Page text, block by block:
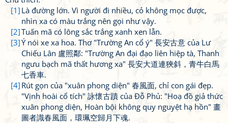
[1] Là đường lớn. Vì người đi nhiều, cỏ không mọc được,
nhìn xa có màu trắng nên gọi như vậy.
[2]Tuấn mã có lông sắc trắng xanh xen lẫn.
[3]Ý nói xe xa hoa. Thơ "Trường An cổ ý" 長安古意 của Lư
Chiếu Lân 盧照鄰: "Trường An đại đạo liên hiệp tà, Thanh
ngưu bạch mã thất hương xa" 長安大道連狹斜，青牛白馬
七香車.
[4] Rút gọn của "xuân phong diện" 春風面, chỉ con gái đẹp.
"Vịnh hoài cổ tích" 詠懷古蹟 của Đỗ Phủ: "Hoạ đồ giả thức
xuân phong diện, Hoàn bội không quy nguyệt hạ hồn" 畫
圖者識春風面，環珮空歸月下魂.